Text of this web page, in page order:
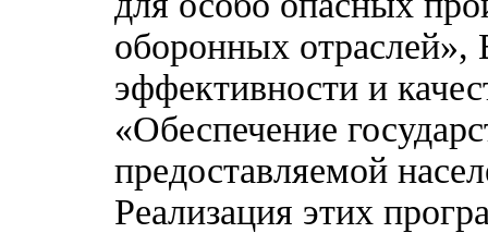
оборонных
эффективности и
«Обеспечение
предоставляемой
Реализация этих